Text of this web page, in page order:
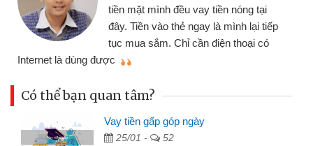
tiền mặt mình đều vay tiền nóng tại
đây. Tiền vào thẻ ngay là mình lại tiếp
tục mua sắm. Chỉ cần điện thoại có
Internet là dùng được
Có thể bạn quan tâm?
Vay tiền gấp góp ngày
25/01 - 52